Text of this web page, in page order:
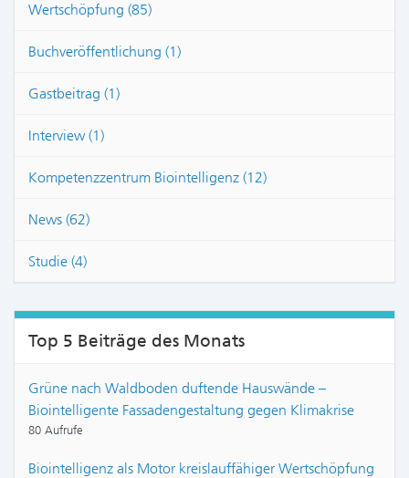
Wertschöpfung (85)
Buchveröffentlichung (1)
Gastbeitrag (1)
Interview (1)
Kompetenzzentrum Biointelligenz (12)
News (62)
Studie (4)
Top 5 Beiträge des Monats
Grüne nach Waldboden duftende Hauswände –
Biointelligente Fassadengestaltung gegen Klimakrise
80 Aufrufe
Biointelligenz als Motor kreislauffähiger Wertschöpfung